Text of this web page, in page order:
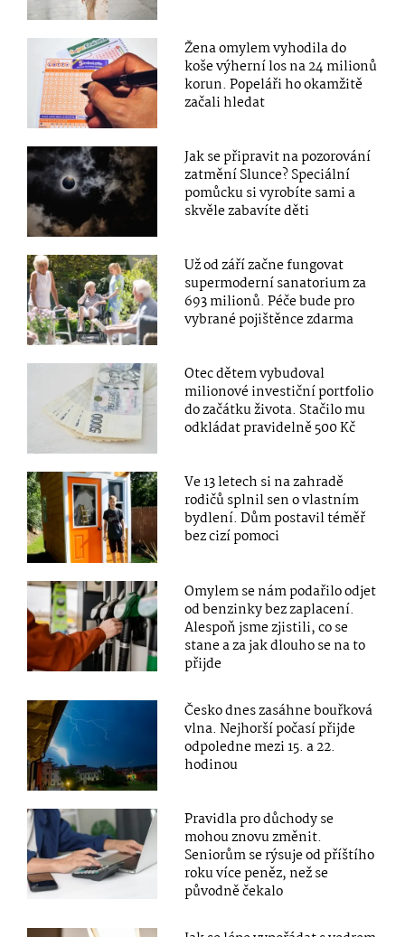
Žena omylem vyhodila do
koše výherní los na 24 milionů
korun. Popeláři ho okamžitě
začali hledat
Jak se připravit na pozorování
zatmění Slunce? Speciální
pomůcku si vyrobíte sami a
skvěle zabavíte děti
Už od září začne fungovat
supermoderní sanatorium za
693 milionů. Péče bude pro
vybrané pojištěnce zdarma
Otec dětem vybudoval
milionové investiční portfolio
do začátku života. Stačilo mu
odkládat pravidelně 500 Kč
Ve 13 letech si na zahradě
rodičů splnil sen o vlastním
bydlení. Dům postavil téměř
bez cizí pomoci
Omylem se nám podařilo odjet
od benzinky bez zaplacení.
Alespoň jsme zjistili, co se
stane a za jak dlouho se na to
přijde
Česko dnes zasáhne bouřková
vlna. Nejhorší počasí přijde
odpoledne mezi 15. a 22.
hodinou
Pravidla pro důchody se
mohou znovu změnit.
Seniorům se rýsuje od příštího
roku více peněz, než se
původně čekalo